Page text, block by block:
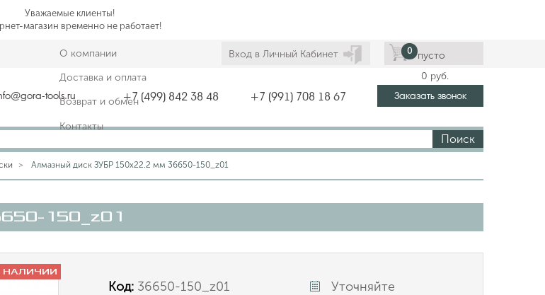
Уважаемые клиенты!
магазин временно не работает!
О компании
Доставка и оплата
Возврат и обмен
Контакты
Вход в Личный Кабинет пусто
0
0 руб.
tools.ru +7 (499) 842 38 48 +7 (991) 708 18 67 Заказать звонок
Поиск
Алмазный диск ЗУБР 150х22.2 мм 36650-150_z01
150_z01
НАЛИЧИИ
Код: 36650-150_z01
Уточняйте